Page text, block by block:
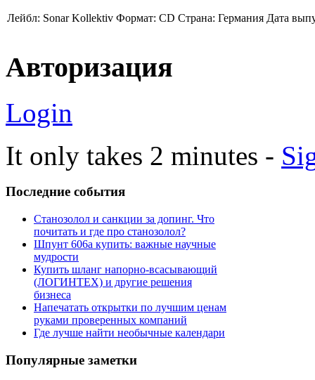
Лейбл: Sonar Kollektiv Формат: CD Страна: Германия Дата
Авторизация
Login
It only takes 2 minutes -
Последние события
Станозолол и санкции за допинг. Что
почитать и где про станозолол?
Шпунт 606а купить: важные научные
мудрости
Купить шланг напорно-всасывающий
(ЛОГИНТЕХ) и другие решения
бизнеса
Напечатать открытки по лучшим ценам
руками проверенных компаний
Где лучше найти необычные календари
Популярные заметки